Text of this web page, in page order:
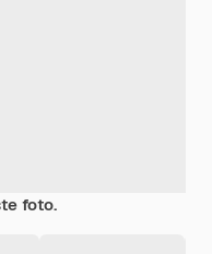
foto.